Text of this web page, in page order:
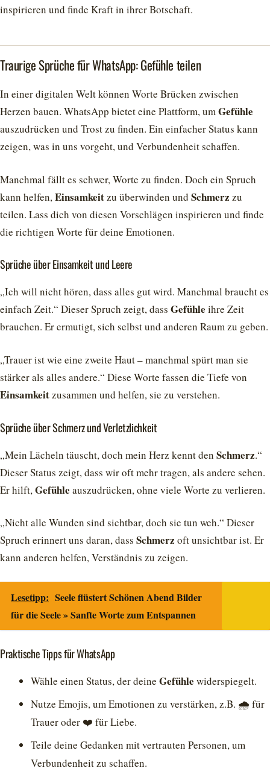
inspirieren und finde Kraft in ihrer Botschaft.
Traurige Sprüche für WhatsApp: Gefühle teilen
In einer digitalen Welt können Worte Brücken zwischen
Herzen bauen. WhatsApp bietet eine Plattform, umGefühle
auszudrücken und Trost zu finden. Ein einfacher Status kann
zeigen, was in uns vorgeht, und Verbundenheit schaffen.
Manchmal fällt es schwer, Worte zu finden. Doch ein Spruch
kann helfen, Einsamkeit zu überwinden und Schmerz zu
teilen. Lass dich von diesen Vorschlägen inspirieren und finde
die richtigen Worte für deine Emotionen.
Sprüche über Einsamkeit und Leere
„Ich will nicht hören, dass alles gut wird. Manchmal braucht es
einfach Zeit.“ Dieser Spruch zeigt, dass Gefühle ihre Zeit
brauchen. Er ermutigt, sich selbst und anderen Raum zu geben.
„Trauer ist wie eine zweite Haut – manchmal spürt man sie
stärker als alles andere.“ Diese Worte fassen die Tiefe von
Einsamkeitzusammen und helfen, sie zu verstehen.
Sprüche über Schmerz und Verletzlichkeit
„Mein Lächeln täuscht, doch mein Herz kennt den Schmerz.“
Dieser Status zeigt, dass wir oft mehr tragen, als andere sehen.
Er hilft, Gefühle auszudrücken, ohne viele Worte zu verlieren.
„Nicht alle Wunden sind sichtbar, doch sie tun weh.“ Dieser
Spruch erinnert uns daran, dass Schmerz oft unsichtbar ist. Er
kann anderen helfen, Verständnis zu zeigen.
Lesetipp: Seele flüstert Schönen Abend Bilder
für die Seele » Sanfte Worte zum Entspannen
Praktische Tipps für WhatsApp
Wähle einen Status, der deine Gefühle widerspiegelt.
Nutze Emojis, um Emotionen zu verstärken, z.B. 🌧️ für
Trauer oder ❤️ für Liebe.
Teile deine Gedanken mit vertrauten Personen, um
Verbundenheit zu schaffen.